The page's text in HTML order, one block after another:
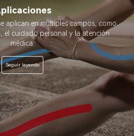
aplican en múltiples campos, como
el cuidado personal y la atención
médica.
Seguir leyendo